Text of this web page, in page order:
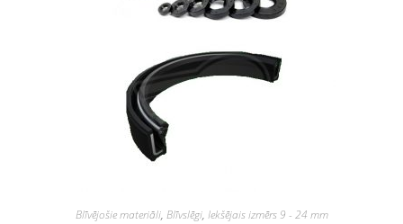
Blīvējošie materiāli, Blīvslēgi, Iekšējais izmērs 9 - 24 mm